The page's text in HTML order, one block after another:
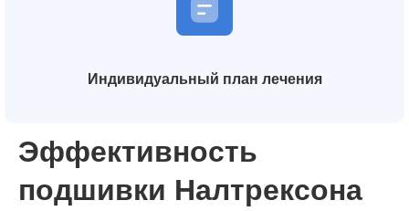
Индивидуальный план лечения
Эффективность
подшивки Налтрексона